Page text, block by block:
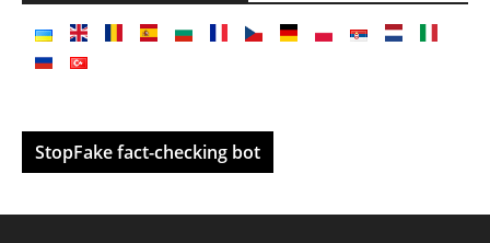
StopFake fact-checking bot